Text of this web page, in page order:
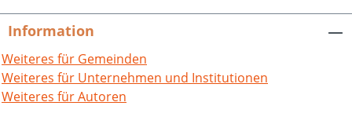
die Geschichte ihrer Heimat
einzutauchen und sie im Wandel der
Zeit zu verstehen. Alexander Werner,
Die Untere Hardt. Eggenstein-
Information
Weiteres für Gemeinden
Weiteres für Unternehmen und Institutionen
Weiteres für Autoren